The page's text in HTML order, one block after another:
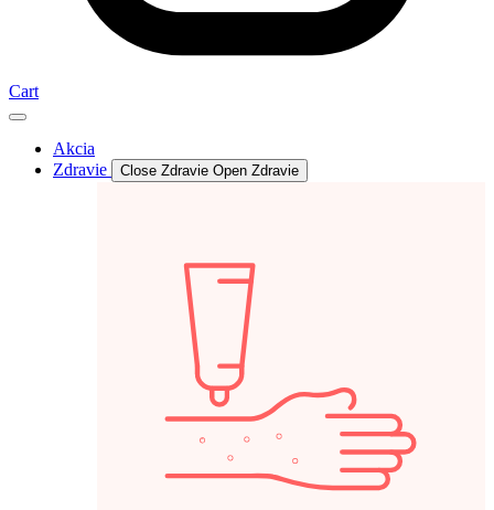
Cart
Akcia
Zdravie
Close Zdravie Open Zdravie